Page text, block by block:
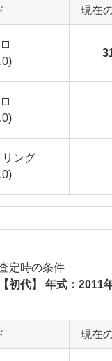
現在
ング
定時の条件
【初代】 年式：2011
現在